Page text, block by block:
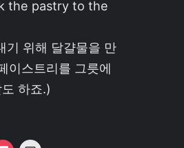
the pastry to the
기 위해 달걀물을 만
이스트리를 그릇에
하죠.)